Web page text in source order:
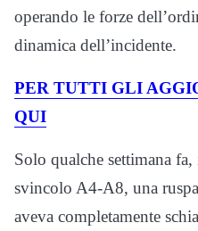
operando le forze
dinamica dell’incidente.
PER TUTTI GLI
QUI
Solo qualche settimana
svincolo A4-A8, una
aveva completamente